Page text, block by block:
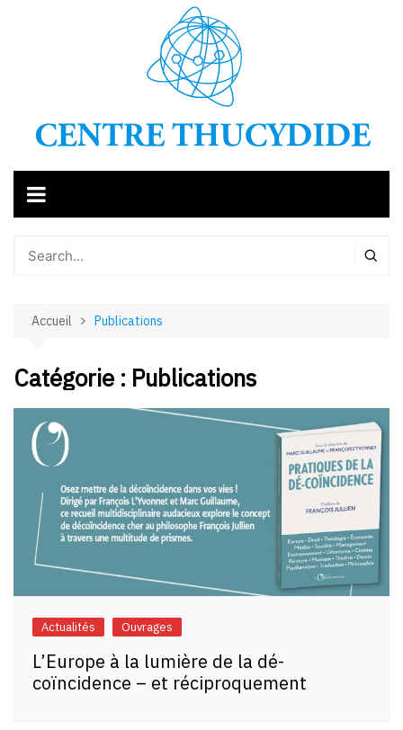
Accueil Publications
Catégorie : Publications
Actualités Ouvrages
L’Europe à la lumière de la dé-
coïncidence – et réciproquement